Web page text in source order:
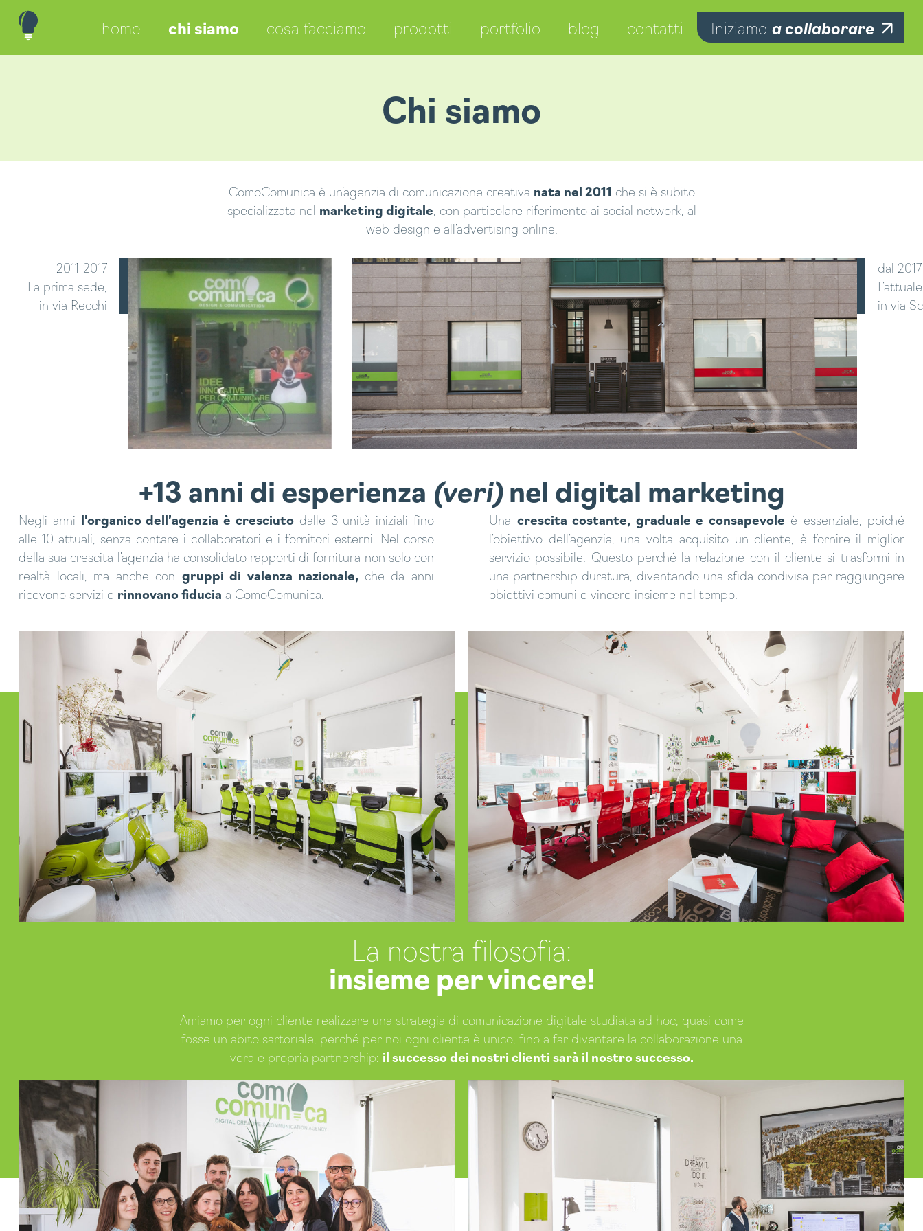
home chi siamo cosa facciamo prodotti portfolio blog contatti Iniziamo a collaborare
Chi siamo
ComoComunica è un’agenzia di comunicazione creativa nata nel 2011 che si è subito
specializzata nel marketing digitale , con particolare riferimento ai social network, al
web design e all’advertising online.
2011-2017
La prima sede,
in via Recchi
dal 2017
in via
+13 anni di esperienza (veri)nel digital marketing
Negli anni l’organico dell’agenzia è cresciuto dalle 3 unità iniziali fino
alle 10 attuali, senza contare i collaboratori e i fornitori esterni. Nel corso
della sua crescita l’agenzia ha consolidato rapporti di fornitura non solo con
realtà locali, ma anche con gruppi di valenza nazionale, che da anni
ricevono servizi e rinnovano fiducia a ComoComunica.
Una crescita costante, graduale e consapevole è essenziale, poiché
l’obiettivo dell’agenzia, una volta acquisito un cliente, è fornire il miglior
servizio possibile. Questo perché la relazione con il cliente si trasformi in
una partnership duratura, diventando una sfida condivisa per raggiungere
obiettivi comuni e vincere insieme nel tempo.
La nostra filosofia:
insieme per vincere!
Amiamo per ogni cliente realizzare una strategia di comunicazione digitale studiata ad hoc, quasi come
fosse un abito sartoriale, perché per noi ogni cliente è unico, fino a far diventare la collaborazione una
vera e propria partnership: il successo dei nostri clienti sarà il nostro successo.